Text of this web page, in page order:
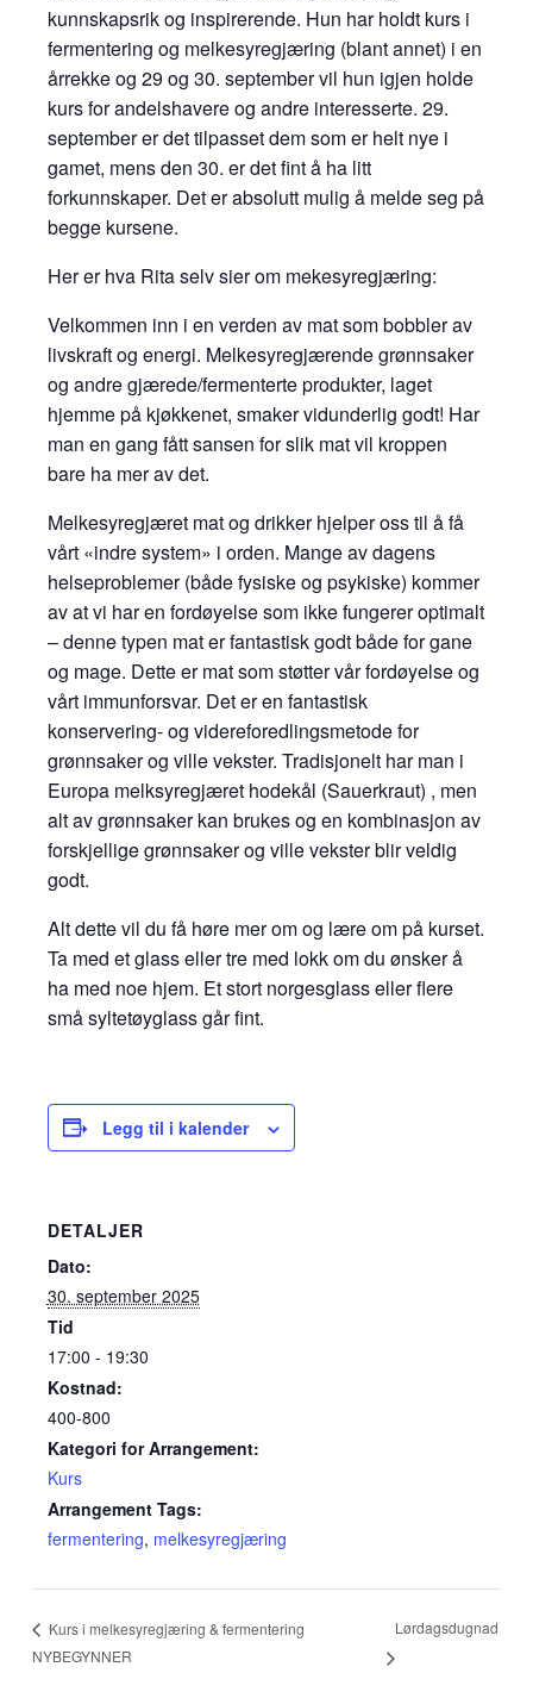
kunnskapsrik og inspirerende. Hun har holdt kurs i
fermentering og melkesyregjæring (blant annet) i en
årrekke og 29 og 30. september vil hun igjen holde
kurs for andelshavere og andre interesserte. 29.
september er det tilpasset dem som er helt nye i
gamet, mens den 30. er det fint å ha litt
forkunnskaper. Det er absolutt mulig å melde seg på
begge kursene.
Her er hva Rita selv sier om mekesyregjæring:
Velkommen inn i en verden av mat som bobbler av
livskraft og energi. Melkesyregjærende grønnsaker
og andre gjærede/fermenterte produkter, laget
hjemme på kjøkkenet, smaker vidunderlig godt! Har
man en gang fått sansen for slik mat vil kroppen
bare ha mer av det.
Melkesyregjæret mat og drikker hjelper oss til å få
vårt «indre system» i orden. Mange av dagens
helseproblemer (både fysiske og psykiske) kommer
av at vi har en fordøyelse som ikke fungerer optimalt
– denne typen mat er fantastisk godt både for gane
og mage. Dette er mat som støtter vår fordøyelse og
vårt immunforsvar. Det er en fantastisk
konservering- og videreforedlingsmetode for
grønnsaker og ville vekster. Tradisjonelt har man i
Europa melksyregjæret hodekål (Sauerkraut) , men
alt av grønnsaker kan brukes og en kombinasjon av
forskjellige grønnsaker og ville vekster blir veldig
godt.
Alt dette vil du få høre mer om og lære om på kurset.
Ta med et glass eller tre med lokk om du ønsker å
ha med noe hjem. Et stort norgesglass eller flere
små syltetøyglass går fint.
Legg til i kalender
DETALJER
Dato:
30. september 2025
Tid
17:00 - 19:30
Kostnad:
400-800
Kategori for Arrangement:
Kurs
Arrangement Tags:
fermentering, melkesyregjæring
Kurs i melkesyregjæring & fermentering
NYBEGYNNER
Lørdagsdugnad